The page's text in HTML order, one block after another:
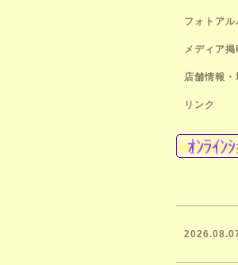
フォトアル
メディア掲
店舗情報・
リンク